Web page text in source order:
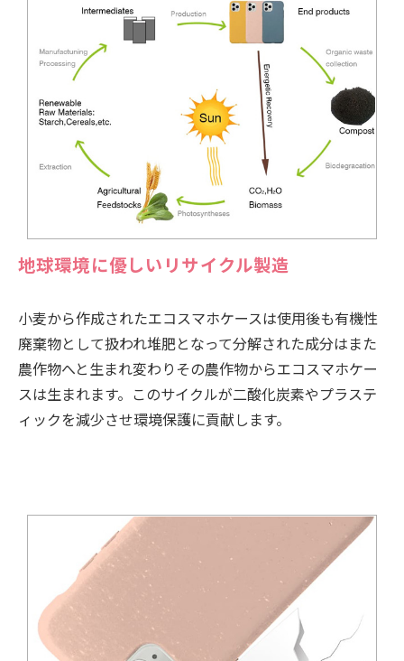
地球環境に優しいリサイクル製造
小麦から作成されたエコスマホケースは使用後も有機性
廃棄物として扱われ堆肥となって分解された成分はまた
農作物へと生まれ変わりその農作物からエコスマホケー
スは生まれます。このサイクルが二酸化炭素やプラステ
ィックを減少させ環境保護に貢献します。